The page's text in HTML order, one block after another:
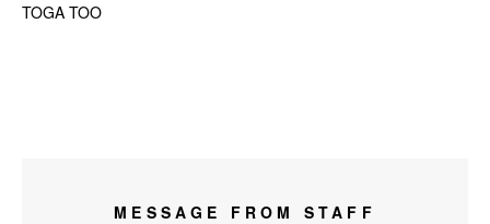
TOGA TOO
MESSAGE FROM STAFF